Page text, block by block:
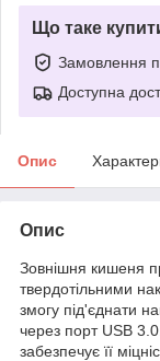
Що таке
Замовлення
Доступна
Опис
Опис
Зовнішня кишеня
твердотільними
змогу під'єднати
через порт USB
забезпечує її